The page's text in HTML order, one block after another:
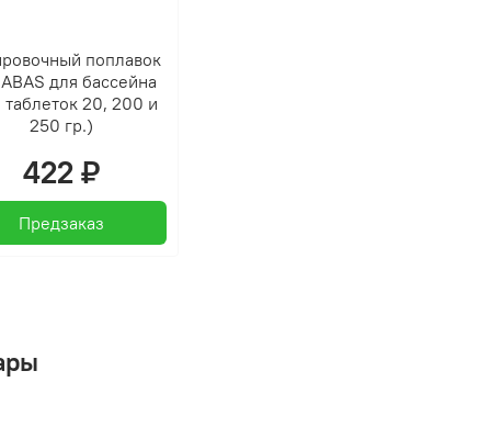
поплавок
для бассейна
таблеток 20, 200 и
250 гр.)
422 ₽
Предзаказ